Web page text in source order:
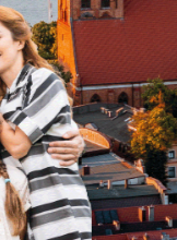
zmiany
służą do
internetowej i
z oferowanych